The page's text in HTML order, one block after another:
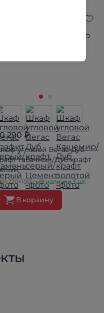
290 ₽
угловой Вегас Дуб
табачный/Дуб крафт
смВ наличии 3 шт.
В корзину